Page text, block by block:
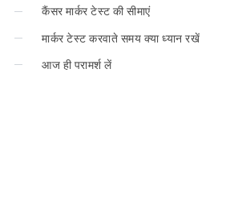
कैंसर मार्कर टेस्ट की सीमाएं
मार्कर टेस्ट करवाते समय क्या ध्यान रखें
आज ही परामर्श लें